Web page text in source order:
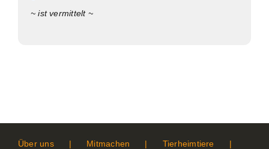
~ ist vermittelt ~
Über uns Mitmachen
Tierheimtiere